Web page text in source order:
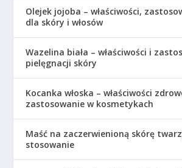
Olejek jojoba – właściwości,
dla skóry i włosów
Wazelina biała – właściwości i
pielęgnacji skóry
Kocanka włoska – właściwości
zastosowanie w kosmetykach
Maść na zaczerwienioną skórę
stosowanie